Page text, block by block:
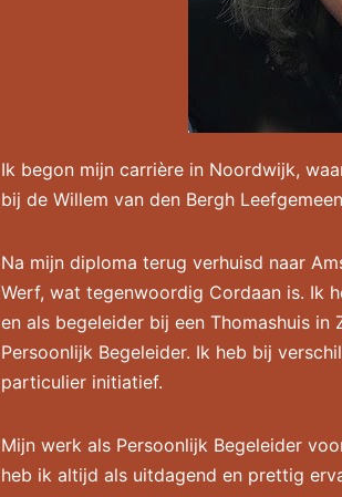
Ik begon mijn carrière in Noordwijk,
bij de Willem van den Bergh
Na mijn diploma terug verhuisd naar
Werf, wat tegenwoordig Cordaan is. Ik
en als begeleider bij een Thomashuis in
Persoonlijk Begeleider. Ik heb bij
particulier initiatief.
Mijn werk als Persoonlijk Begeleider
heb ik altijd als uitdagend en prettig